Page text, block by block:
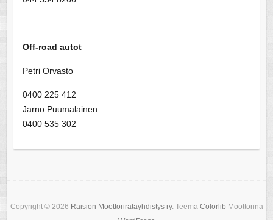
Off-road autot
Petri Orvasto
0400 225 412
Jarno Puumalainen
0400 535 302
Copyright © 2026 Raision Moottoriratayhdistys ry. Teema Colorlib Moottorina